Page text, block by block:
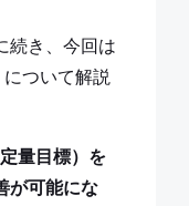
続き、今回は
について解説
量目標）を
が可能にな